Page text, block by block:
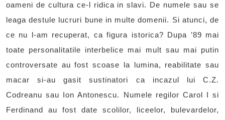
oameni de cultura ce-l ridica in slavi. De numele sau se
leaga destule lucruri bune in multe domenii. Si atunci, de
ce nu l-am recuperat, ca figura istorica? Dupa ’89 mai
toate personalitatile interbelice mai mult sau mai putin
controversate au fost scoase la lumina, reabilitate sau
macar si-au gasit sustinatori ca incazul lui C.Z.
Codreanu sau Ion Antonescu. Numele regilor Carol I si
Ferdinand au fost date scolilor, liceelor, bulevardelor,